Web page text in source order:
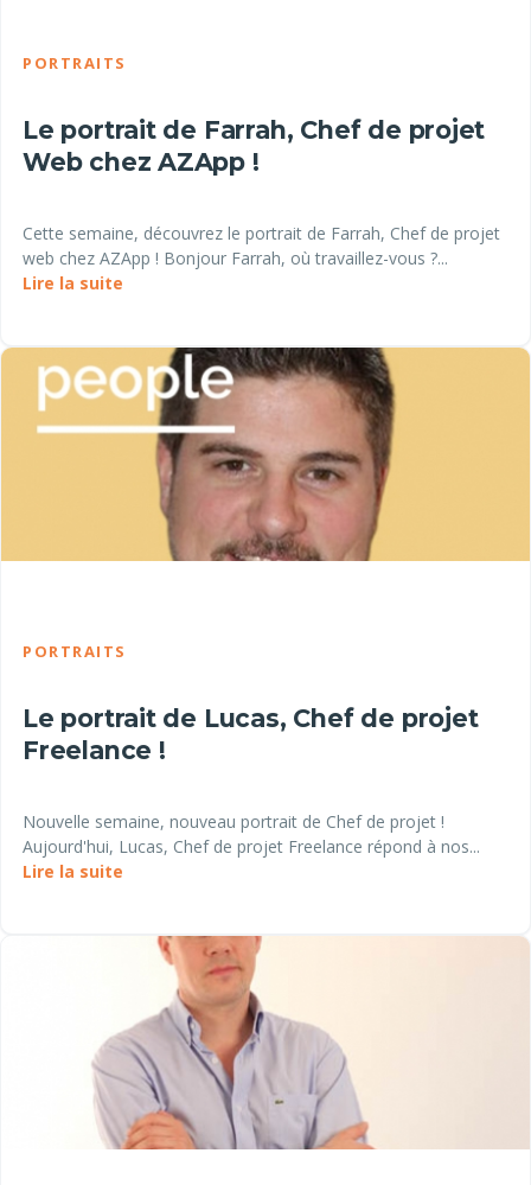
PORTRAITS
Le portrait de Farrah, Chef de projet
Web chez AZApp !
Cette semaine, découvrez le portrait de Farrah, Chef de projet
web chez AZApp ! Bonjour Farrah, où travaillez-vous ?...
Lire la suite
PORTRAITS
Le portrait de Lucas, Chef de projet
Freelance !
Nouvelle semaine, nouveau portrait de Chef de projet !
Aujourd'hui, Lucas, Chef de projet Freelance répond à nos...
Lire la suite